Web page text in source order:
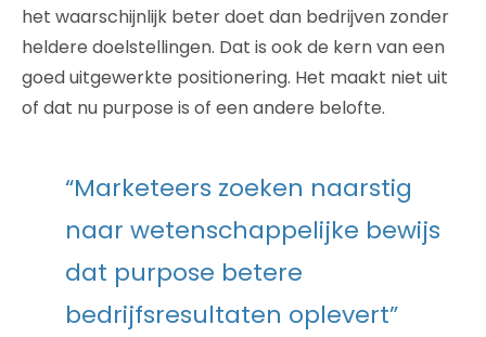
het waarschijnlijk beter doet dan bedrijven zonder
heldere doelstellingen. Dat is ook de kern van een
goed uitgewerkte positionering. Het maakt niet uit
of dat nu purpose is of een andere belofte.
“Marketeers zoeken naarstig
naar wetenschappelijke bewijs
dat purpose betere
bedrijfsresultaten oplevert”